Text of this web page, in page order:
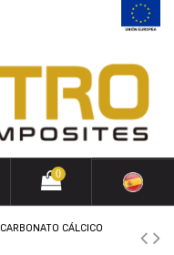
0
CARBONATO CÁLCICO